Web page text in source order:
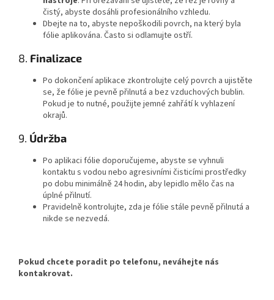
čistý, abyste dosáhli profesionálního vzhledu.
Dbejte na to, abyste nepoškodili povrch, na který byla
fólie aplikována. Často si odlamujte ostří.
8. Finalizace
Po dokončení aplikace zkontrolujte celý povrch a ujistěte
se, že fólie je pevně přilnutá a bez vzduchových bublin.
Pokud je to nutné, použijte jemné zahřátí k vyhlazení
okrajů.
9. Údržba
Po aplikaci fólie doporučujeme, abyste se vyhnuli
kontaktu s vodou nebo agresivními čisticími prostředky
po dobu minimálně 24 hodin, aby lepidlo mělo čas na
úplné přilnutí.
Pravidelně kontrolujte, zda je fólie stále pevně přilnutá a
nikde se nezvedá.
Pokud chcete poradit po telefonu, neváhejte nás
kontakrovat.